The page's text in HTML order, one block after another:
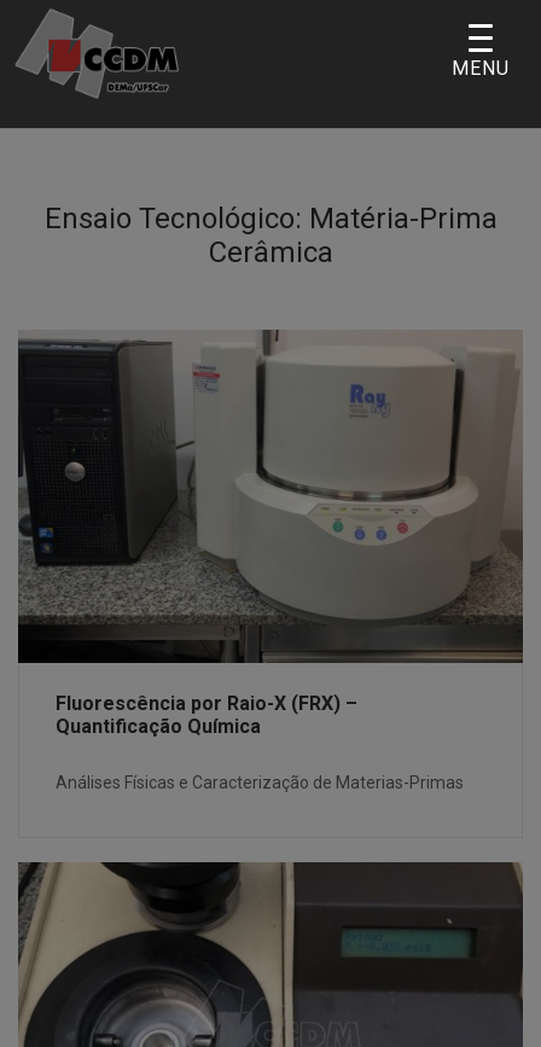
content
Ensaio Tecnológico: Matéria-Prima
Cerâmica
Fluorescência por Raio-X (FRX) –
Quantificação Química
Análises Físicas e Caracterização de Materias-Primas
MENU